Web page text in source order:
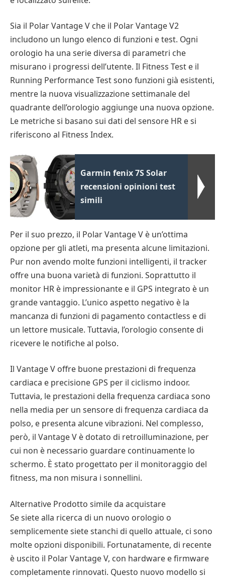
Sia il Polar Vantage V che il Polar Vantage V2
includono un lungo elenco di funzioni e test. Ogni
orologio ha una serie diversa di parametri che
misurano i progressi dell’utente. Il Fitness Test e il
Running Performance Test sono funzioni già esistenti,
mentre la nuova visualizzazione settimanale del
quadrante dell’orologio aggiunge una nuova opzione.
Le metriche si basano sui dati del sensore HR e si
riferiscono al Fitness Index.
Garmin fenix 7S Solar
recensioni opinioni test
simili
Per il suo prezzo, il Polar Vantage V è un’ottima
opzione per gli atleti, ma presenta alcune limitazioni.
Pur non avendo molte funzioni intelligenti, il tracker
offre una buona varietà di funzioni. Soprattutto il
monitor HR è impressionante e il GPS integrato è un
grande vantaggio. L’unico aspetto negativo è la
mancanza di funzioni di pagamento contactless e di
un lettore musicale. Tuttavia, l’orologio consente di
ricevere le notifiche al polso.
Il Vantage V offre buone prestazioni di frequenza
cardiaca e precisione GPS per il ciclismo indoor.
Tuttavia, le prestazioni della frequenza cardiaca sono
nella media per un sensore di frequenza cardiaca da
polso, e presenta alcune vibrazioni. Nel complesso,
però, il Vantage V è dotato di retroilluminazione, per
cui non è necessario guardare continuamente lo
schermo. È stato progettato per il monitoraggio del
fitness, ma non misura i sonnellini.
Alternative Prodotto simile da acquistare
Se siete alla ricerca di un nuovo orologio o
semplicemente siete stanchi di quello attuale, ci sono
molte opzioni disponibili. Fortunatamente, di recente
è uscito il Polar Vantage V, con hardware e firmware
completamente rinnovati. Questo nuovo modello si